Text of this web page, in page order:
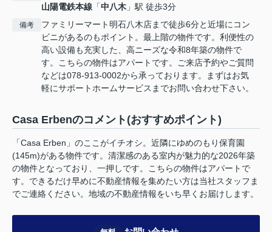
山陽電鉄本線 「中八木 」駅 徒歩3分
備考
ファミリーマート明石八木店まで徒歩6分と近場にコン
ビニがあるのもポイント。最上階の物件です。利便性の
高い設備も充実した、高ニーズな令和8年築の物件で
す。こちらの物件はアパートです。ご来店予約やご質問
などは078-913-0002から承っております。まずはお気
軽にサポートホームサービスまでお問い合わせ下さい。
Casa Erbenのコメント(おすすめポイント)
「Casa Erben」のここがイチオシ。近隣にゆめのもり保育園
(145m)がある物件です。清潔感のある室内が魅力的な2026年築
の物件となっており、一押しです。こちらの物件はアパートで
す。できるだけ早めに不動産情報を集めたい方は当社スタッフま
でご連絡ください。地域の不動産情報をいち早くお届けします。